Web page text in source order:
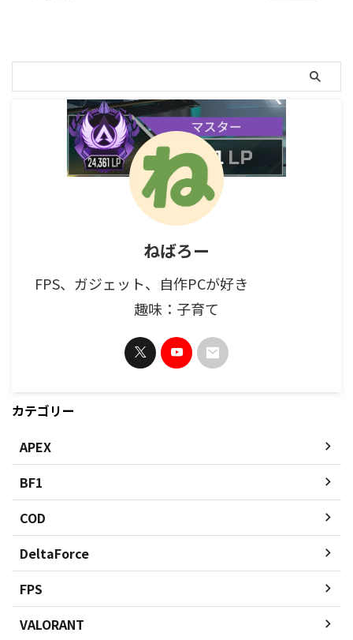
ねばろー
FPS、ガジェット、自作PCが好き
趣味：子育て
カテゴリー
APEX
BF1
COD
DeltaForce
FPS
VALORANT